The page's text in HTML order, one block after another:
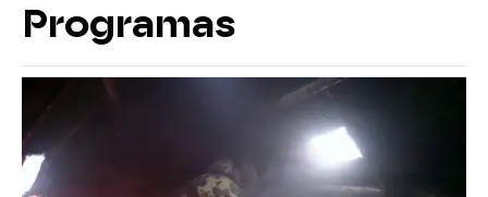
Programas